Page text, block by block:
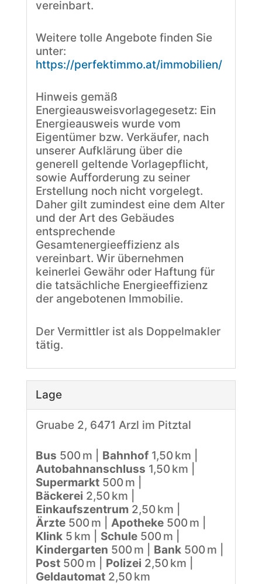
vereinbart.
Weitere tolle Angebote finden Sie
unter:
https://perfektimmo.at/immobilien/
Hinweis gemäß
Energieausweisvorlagegesetz: Ein
Energieausweis wurde vom
Eigentümer bzw. Verkäufer, nach
unserer Aufklärung über die
generell geltende Vorlagepflicht,
sowie Aufforderung zu seiner
Erstellung noch nicht vorgelegt.
Daher gilt zumindest eine dem Alter
und der Art des Gebäudes
entsprechende
Gesamtenergieeffizienz als
vereinbart. Wir übernehmen
keinerlei Gewähr oder Haftung für
die tatsächliche Energieeffizienz
der angebotenen Immobilie.
Der Vermittler ist als Doppelmakler
tätig.
Lage
Gruabe 2, 6471 Arzl im Pitztal
Bus 500 m | Bahnhof1,50 km |
Autobahnanschluss 1,50 km |
Supermarkt500 m |
Bäckerei 2,50 km |
Einkaufszentrum2,50 km |
Ärzte500 m | Apotheke500 m |
Klink5 km | Schule500 m |
Kindergarten 500 m | Bank500 m |
Post500 m | Polizei 2,50 km |
Geldautomat2,50 km